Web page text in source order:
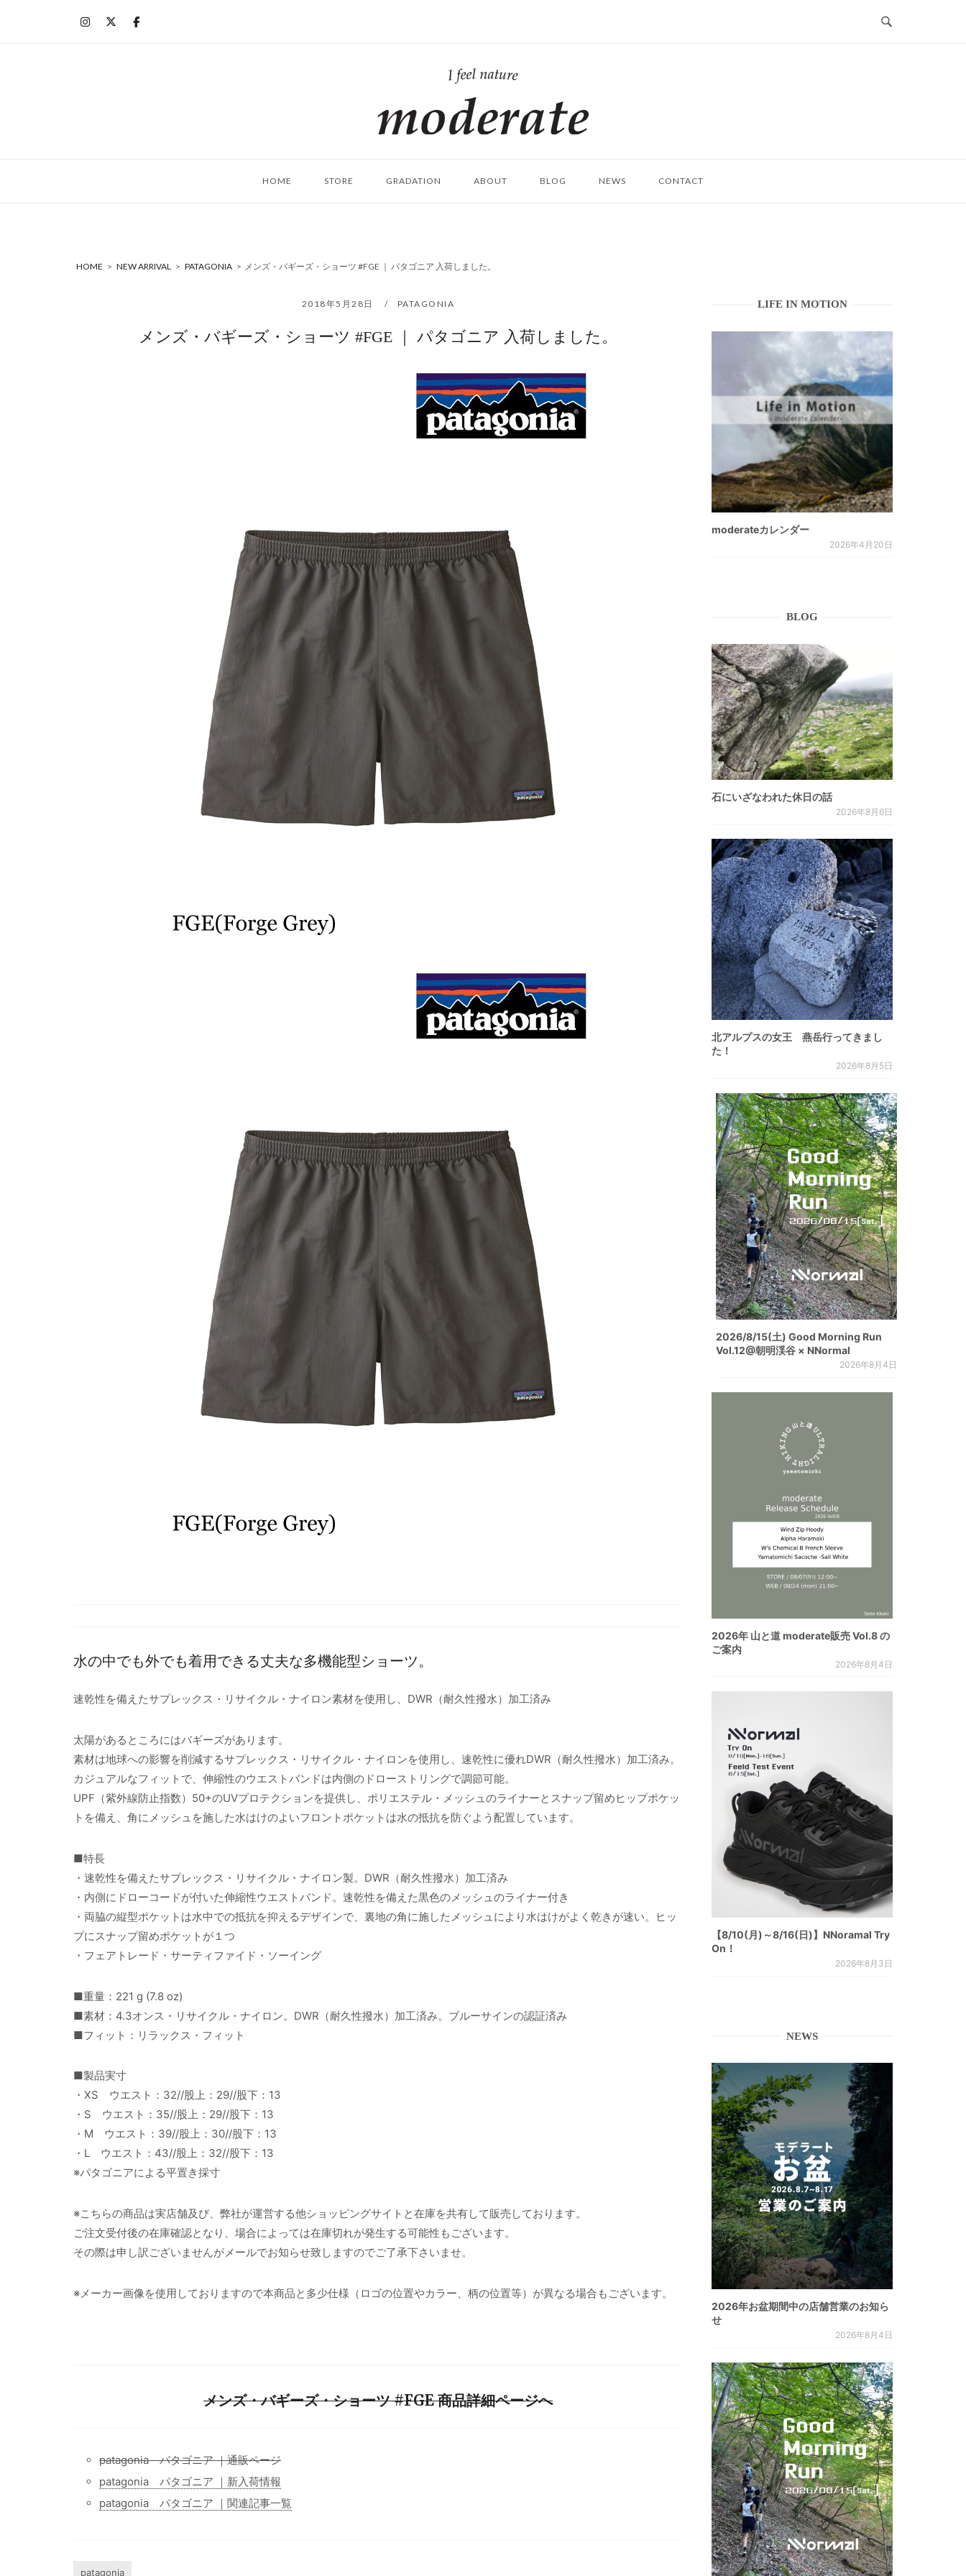
ム
HOME STORE GRADATION ABOUT BLOG NEWS CONTACT
HOME > NEW ARRIVAL > PATAGONIA > メンズ・バギーズ・ショーツ #FGE ｜ パタゴニア 入荷しました。
2018年5月28日 PATAGONIA
メンズ・バギーズ・ショーツ #FGE ｜ パタゴニア 入荷しました。
水の中でも外でも着用できる丈夫な多機能型ショーツ。
速乾性を備えたサプレックス・リサイクル・ナイロン素材を使用し、DWR（耐久性撥水）加工済み
太陽があるところにはバギーズがあります。
素材は地球への影響を削減するサプレックス・リサイクル・ナイロンを使用し、速乾性に優れDWR（耐久性撥水）加工済み。
カジュアルなフィットで、伸縮性のウエストバンドは内側のドローストリングで調節可能。
UPF（紫外線防止指数）50+のUVプロテクションを提供し、ポリエステル・メッシュのライナーとスナップ留めヒップポケッ
トを備え、角にメッシュを施した水はけのよいフロントポケットは水の抵抗を防ぐよう配置しています。
■特長
・速乾性を備えたサプレックス・リサイクル・ナイロン製。DWR（耐久性撥水）加工済み
・内側にドローコードが付いた伸縮性ウエストバンド。速乾性を備えた黒色のメッシュのライナー付き
・両脇の縦型ポケットは水中での抵抗を抑えるデザインで、裏地の角に施したメッシュにより水はけがよく乾きが速い。ヒッ
プにスナップ留めポケットが１つ
・フェアトレード・サーティファイド・ソーイング
■重量：221 g (7.8 oz)
■素材：4.3オンス・リサイクル・ナイロン。DWR（耐久性撥水）加工済み。ブルーサインの認証済み
■フィット：リラックス・フィット
■製品実寸
・XS ウエスト：32//股上：29//股下：13
・S ウエスト：35//股上：29//股下：13
・M ウエスト：39//股上：30//股下：13
・L ウエスト：43//股上：32//股下：13
※パタゴニアによる平置き採寸
※こちらの商品は実店舗及び、弊社が運営する他ショッピングサイトと在庫を共有して販売しております。
ご注文受付後の在庫確認となり、場合によっては在庫切れが発生する可能性もございます。
その際は申し訳ございませんがメールでお知らせ致しますのでご了承下さいませ。
※メーカー画像を使用しておりますので本商品と多少仕様（ロゴの位置やカラー、柄の位置等）が異なる場合もございます。
メンズ・バギーズ・ショーツ #FGE 商品詳細ページへ
patagonia パタゴニア ｜通販ページ
patagonia パタゴニア ｜新入荷情報
patagonia パタゴニア ｜関連記事一覧
patagonia
LIFE IN MOTION
moderateカレンダー
2026年4月20日
BLOG
石にいざなわれた休日の話
2026年8月6日
北アルプスの女王 燕岳行ってきまし
た！
2026年8月5日
2026/8/15(土) Good Morning Run
Vol.12@朝明渓谷 × NNormal
2026年8月4日
2026年 山と道 moderate販売 Vol.8 の
ご案内
2026年8月4日
【8/10(月)～8/16(日)】NNoramal Try
On！
2026年8月3日
NEWS
2026年お盆期間中の店舗営業のお知ら
せ
2026年8月4日